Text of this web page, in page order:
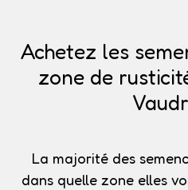
Achetez les
zone de
La majorité des
dans quelle zone elles